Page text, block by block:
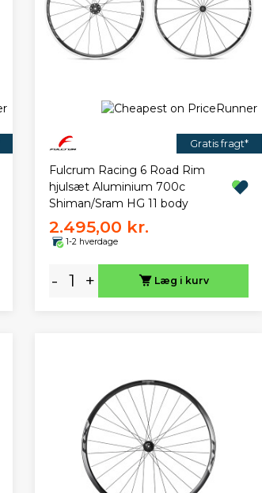
Gratis fragt*
Fulcrum Racing 6 Road Rim
hjulsæt Aluminium 700c
Shiman/Sram HG 11 body
2.495,00 kr.
1-2 hverdage
- + Læg i kurv